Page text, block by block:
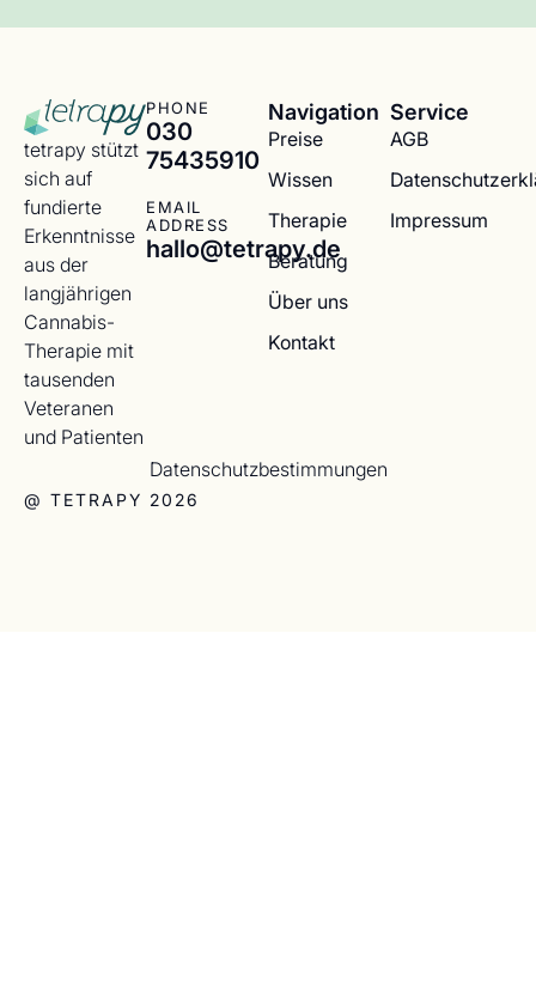
tetrapy stützt
sich auf
fundierte
Erkenntnisse
aus der
langjährigen
Cannabis-
Therapie mit
tausenden
Veteranen
und Patienten
PHONE
030
75435910
EMAIL
ADDRESS
hallo@tetrapy.de
Navigation
Preise
Wissen
Therapie
Beratung
Über uns
Kontakt
Service
AGB
Impressum
@ TETRAPY 2026
Datenschutzbestimmungen